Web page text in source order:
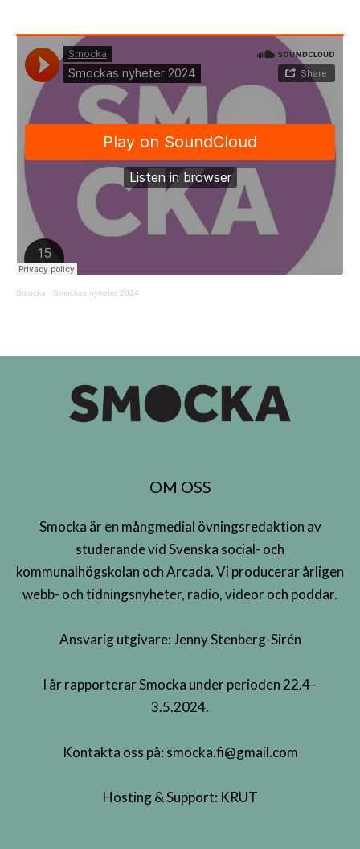
Smocka · Smockas nyheter 2024
OM OSS
Smocka är en mångmedial övningsredaktion av
studerande vid Svenska social- och
kommunalhögskolan och Arcada. Vi producerar årligen
webb- och tidningsnyheter, radio, videor och poddar.
Ansvarig utgivare: Jenny Stenberg-Sirén
I år rapporterar Smocka under perioden 22.4–
3.5.2024.
Kontakta oss på: smocka.fi@gmail.com
Hosting & Support: KRUT